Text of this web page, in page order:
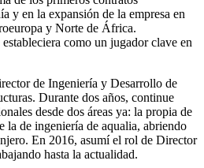
y en la expansión de la empresa en
y Norte de África.
como un jugador clave en
de Ingeniería y Desarrollo de
Durante dos años, continue
desde dos áreas ya: la propia de
la de ingeniería de aqualia, abriendo
En 2016, asumí el rol de Director
hasta la actualidad.